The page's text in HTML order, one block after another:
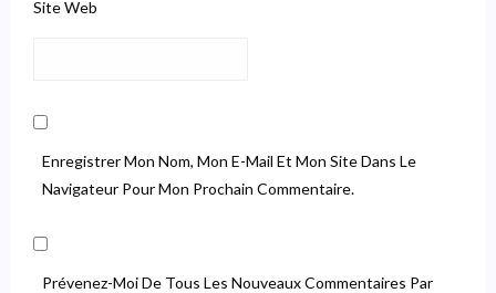
Site Web
Enregistrer Mon Nom, Mon E-Mail Et Mon Site Dans Le
Navigateur Pour Mon Prochain Commentaire.
Prévenez-Moi De Tous Les Nouveaux Commentaires Par